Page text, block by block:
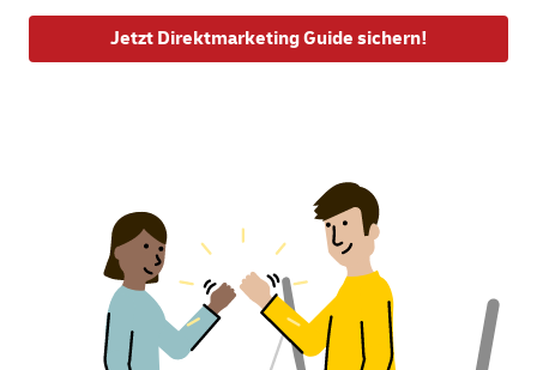
Jetzt Direktmarketing Guide sichern!